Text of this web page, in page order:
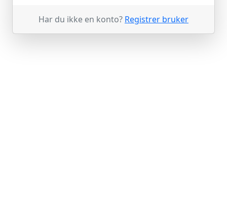
Har du ikke en konto? Registrer bruker